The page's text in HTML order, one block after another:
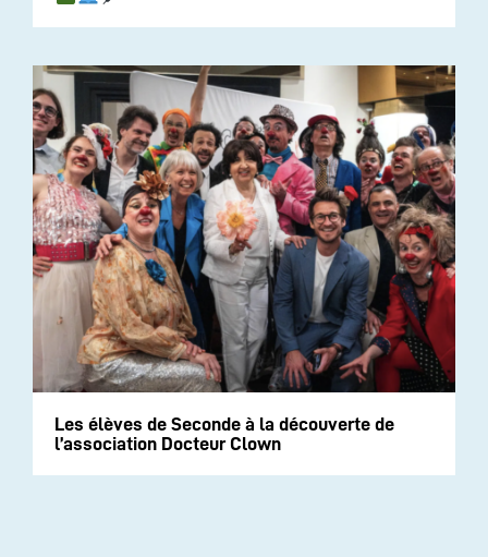
Les élèves de Seconde à la découverte de
l’association Docteur Clown